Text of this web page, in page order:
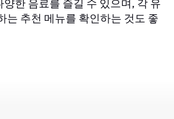
한 음료를 즐길 수 있으며, 각 유
는 추천 메뉴를 확인하는 것도 좋